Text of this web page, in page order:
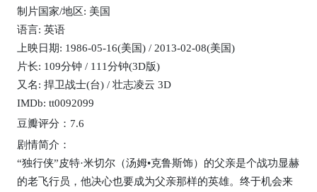
制片国家/地区: 美国
语言: 英语
上映日期: 1986-05-16(美国) / 2013-02-08(美国)
片长: 109分钟 / 111分钟(3D版)
又名: 捍卫战士(台) / 壮志凌云 3D
IMDb: tt0092099
豆瓣评分：7.6
剧情简介：
“独行侠”皮特·米切尔（汤姆•克鲁斯饰）的父亲是个战功显赫
的老飞行员，他决心也要成为父亲那样的英雄。终于机会来